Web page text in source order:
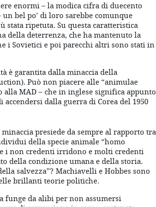
enormi – la modica cifra di duecento
bel po’ di loro sarebbe comunque
stata ripetuta. Su questa caratteristica
della deterrenza, che ha mantenuto la
i Sovietici e poi parecchi altri sono stati in
è garantita dalla minaccia della
Può non piacere alle “animulae
MAD – che in inglese significa appunto
dalla guerra di Corea del 1950
presiede da sempre al rapporto tra
della specie animale “homo
i non credenti irridono e molti credenti
della condizione umana e della storia.
salvezza”? Machiavelli e Hobbes sono
brillanti teorie politiche.
funge da alibi per non assumersi